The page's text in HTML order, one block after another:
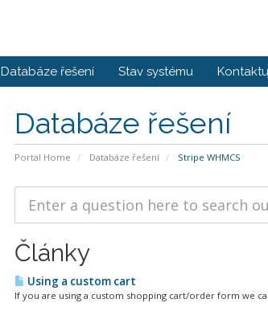
Databáze řešení Stav systému
Databáze řešení
Portal Home Databáze řešení Stripe WHMCS
Články
Using a custom cart
If you are using a custom shopping cart/order form we